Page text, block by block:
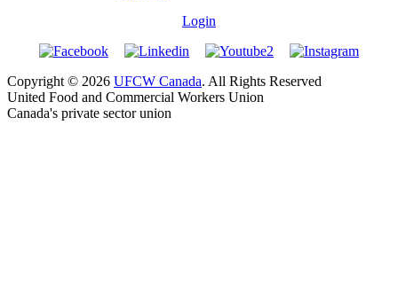
Login
Copyright © 2026 UFCW Canada. All Rights Reserved
United Food and Commercial Workers Union
Canada's private sector union